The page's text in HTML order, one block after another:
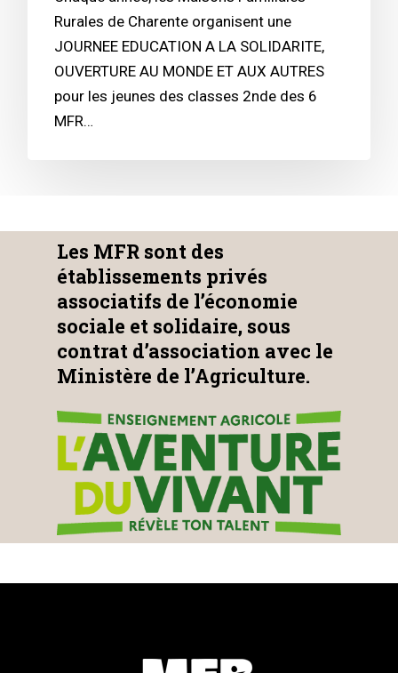
Rurales de Charente organisent une
JOURNEE EDUCATION A LA SOLIDARITE,
OUVERTURE AU MONDE ET AUX AUTRES
pour les jeunes des classes 2nde des 6
MFR…
Les MFR sont des
établissements privés
associatifs de l’économie
sociale et solidaire, sous
contrat d’association avec le
Ministère de l’Agriculture.